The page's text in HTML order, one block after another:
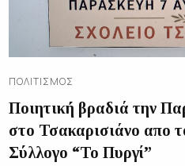
ΠΟΛΙΤΙΣΜΌΣ
Ποιητική βραδιά την
στο Τσακαρισιάνο απο
Σύλλογο “Το Πυργί”